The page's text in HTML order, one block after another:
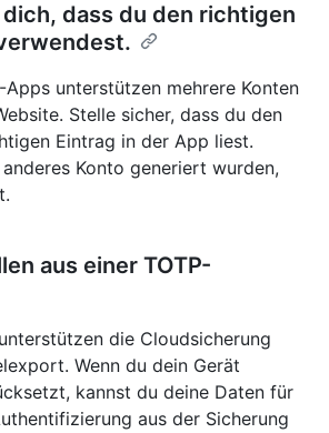
dass du den richtigen
Apps unterstützen mehrere Konten
Stelle sicher, dass du den
Eintrag in der App liest.
Konto generiert wurden,
aus einer TOTP-
die Cloudsicherung
Wenn du dein Gerät
kannst du deine Daten für
aus der Sicherung